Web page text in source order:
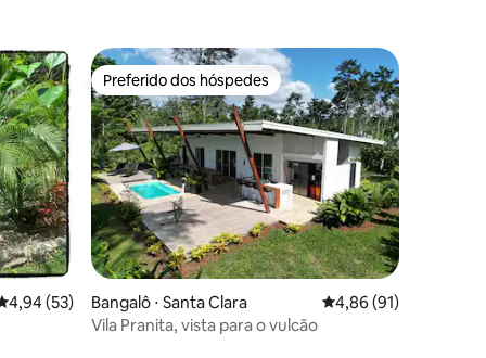
hóspedes
de uma avaliação média de 5, 53 avaliações
4,94 (53)
Preferido dos hóspedes
Preferido dos hóspedes
Bangalô ⋅ Santa Clara 4,86 de uma
4,86 (91)
Vila Pranita, vista para o vulcão